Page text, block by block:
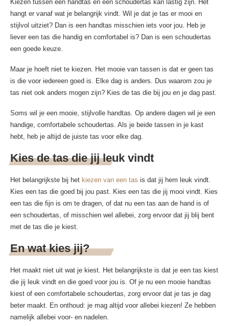
Kiezen tussen een handtas en een schoudertas kan lastig zijn. Het
hangt er vanaf wat je belangrijk vindt. Wil je dat je tas er mooi en
stijlvol uitziet? Dan is een handtas misschien iets voor jou. Heb je
liever een tas die handig en comfortabel is? Dan is een schoudertas
een goede keuze.
Maar je hoeft niet te kiezen. Het mooie van tassen is dat er geen tas
is die voor iedereen goed is. Elke dag is anders. Dus waarom zou je
tas niet ook anders mogen zijn? Kies de tas die bij jou en je dag past.
Soms wil je een mooie, stijlvolle handtas. Op andere dagen wil je een
handige, comfortabele schoudertas. Als je beide tassen in je kast
hebt, heb je altijd de juiste tas voor elke dag.
Kies de tas die jij leuk vindt
Het belangrijkste bij het kiezen van een tas is dat jij hem leuk vindt.
Kies een tas die goed bij jou past. Kies een tas die jij mooi vindt. Kies
een tas die fijn is om te dragen, of dat nu een tas aan de hand is of
een schoudertas, of misschien wel allebei, zorg ervoor dat jij blij bent
met de tas die je kiest.
En wat kies jij?
Het maakt niet uit wat je kiest. Het belangrijkste is dat je een tas kiest
die jij leuk vindt en die goed voor jou is. Of je nu een mooie handtas
kiest of een comfortabele schoudertas, zorg ervoor dat je tas je dag
beter maakt. En onthoud: je mag altijd voor allebei kiezen! Ze hebben
namelijk allebei voor- en nadelen.